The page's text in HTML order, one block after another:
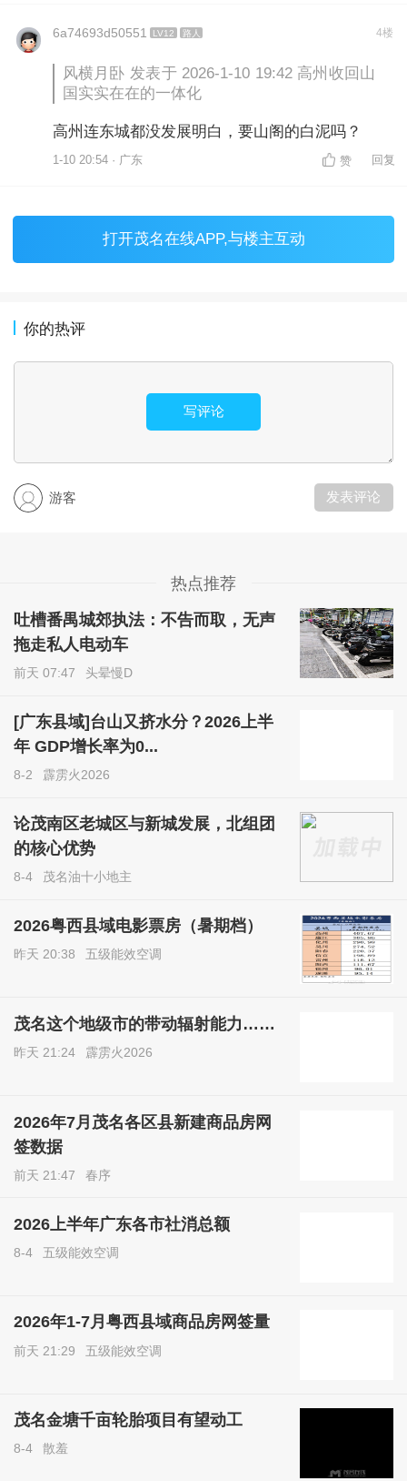
6a74693d50551 LV12 路人 4楼
风横月卧 发表于 2026-1-10 19:42 高州收回山
国实实在在的一体化
高州连东城都没发展明白，要山阁的白泥吗？
1-10 20:54 · 广东 赞 回复
打开茂名在线APP,与楼主互动
你的热评
写评论
游客 发表评论
热点推荐
吐槽番禺城郊执法：不告而取，无声
拖走私人电动车
前天 07:47 头晕慢D
[广东县域]台山又挤水分？2026上半
年 GDP增长率为0...
8-2 霹雳火2026
论茂南区老城区与新城发展，北组团
的核心优势
8-4 茂名油十小地主
2026粤西县域电影票房（暑期档）
昨天 20:38 五级能效空调
茂名这个地级市的带动辐射能力……
昨天 21:24 霹雳火2026
2026年7月茂名各区县新建商品房网
签数据
前天 21:47 春序
2026上半年广东各市社消总额
8-4 五级能效空调
2026年1-7月粤西县域商品房网签量
前天 21:29 五级能效空调
茂名金塘千亩轮胎项目有望动工
8-4 散羞